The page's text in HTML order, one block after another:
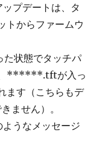
プデートは、タ
トからファームウ
た状態でタッチパ
、******.tftが入っ
ます（こちらもデ
ません）。
うなメッセージ